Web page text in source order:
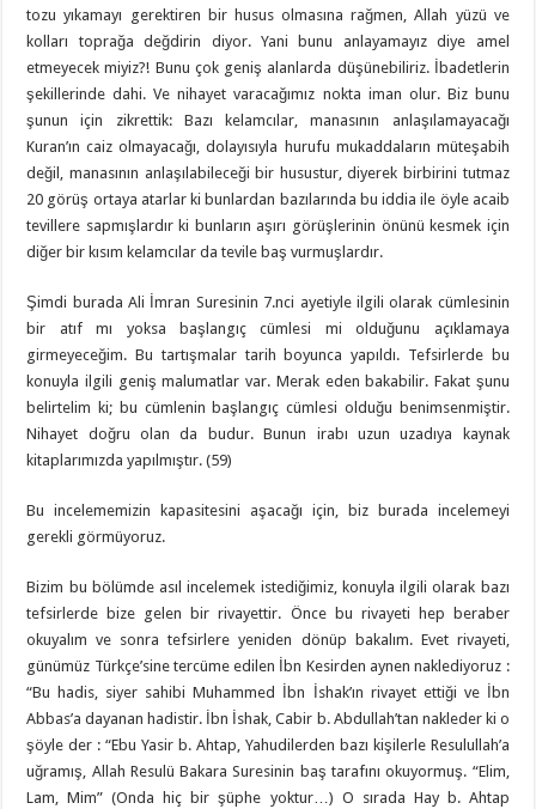
tozu yıkamayı gerektiren bir husus olmasına rağmen, Allah yüzü ve
kolları toprağa değdirin diyor. Yani bunu anlayamayız diye amel
etmeyecek miyiz?! Bunu çok geniş alanlarda düşünebiliriz. İbadetlerin
şekillerinde dahi. Ve nihayet varacağımız nokta iman olur. Biz bunu
şunun için zikrettik: Bazı kelamcılar, manasının anlaşılamayacağı
Kuran’ın caiz olmayacağı, dolayısıyla hurufu mukaddaların müteşabih
değil, manasının anlaşılabileceği bir husustur, diyerek birbirini tutmaz
20 görüş ortaya atarlar ki bunlardan bazılarında bu iddia ile öyle acaib
tevillere sapmışlardır ki bunların aşırı görüşlerinin önünü kesmek için
diğer bir kısım kelamcılar da tevile baş vurmuşlardır.
Şimdi burada Ali İmran Suresinin 7.nci ayetiyle ilgili olarak cümlesinin
bir atıf mı yoksa başlangıç cümlesi mi olduğunu açıklamaya
girmeyeceğim. Bu tartışmalar tarih boyunca yapıldı. Tefsirlerde bu
konuyla ilgili geniş malumatlar var. Merak eden bakabilir. Fakat şunu
belirtelim ki; bu cümlenin başlangıç cümlesi olduğu benimsenmiştir.
Nihayet doğru olan da budur. Bunun irabı uzun uzadıya kaynak
kitaplarımızda yapılmıştır. (59)
Bu incelememizin kapasitesini aşacağı için, biz burada incelemeyi
gerekli görmüyoruz.
Bizim bu bölümde asıl incelemek istediğimiz, konuyla ilgili olarak bazı
tefsirlerde bize gelen bir rivayettir. Önce bu rivayeti hep beraber
okuyalım ve sonra tefsirlere yeniden dönüp bakalım. Evet rivayeti,
günümüz Türkçe’sine tercüme edilen İbn Kesirden aynen naklediyoruz :
“Bu hadis, siyer sahibi Muhammed İbn İshak’ın rivayet ettiği ve İbn
Abbas’a dayanan hadistir. İbn İshak, Cabir b. Abdullah’tan nakleder ki o
şöyle der : “Ebu Yasir b. Ahtap, Yahudilerden bazı kişilerle Resulullah’a
uğramış, Allah Resulü Bakara Suresinin baş tarafını okuyormuş. “Elim,
Lam, Mim” (Onda hiç bir şüphe yoktur…) O sırada Hay b. Ahtap